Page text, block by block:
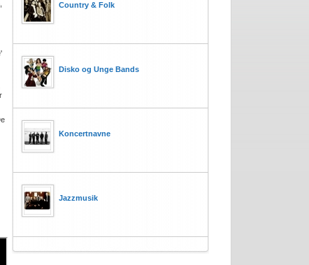
Country & Folk
Disko og Unge Bands
Koncertnavne
Jazzmusik